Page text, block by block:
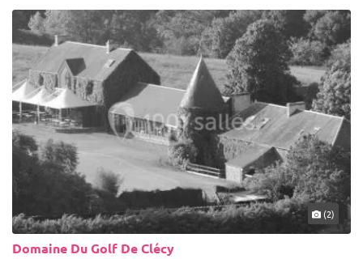
(2)
Domaine Du Golf De Clécy